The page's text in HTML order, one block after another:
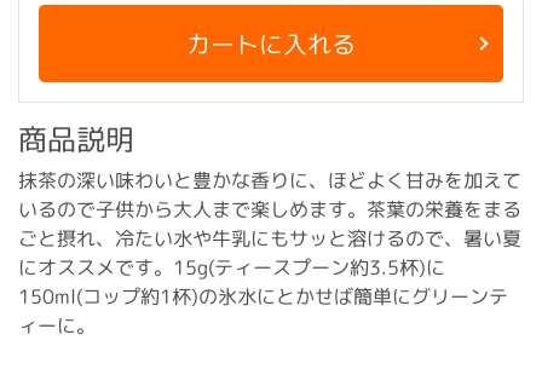
カートに入れる
商品説明
抹茶の深い味わいと豊かな香りに、ほどよく甘みを加えて
いるので子供から大人まで楽しめます。茶葉の栄養をまる
ごと摂れ、冷たい水や牛乳にもサッと溶けるので、暑い夏
にオススメです。15g(ティースプーン約3.5杯)に
150ml(コップ約1杯)の氷水にとかせば簡単にグリーンテ
ィーに。